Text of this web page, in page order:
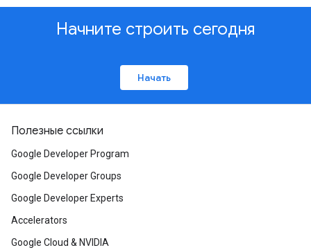
Начните строить сегодня
Начать
Полезные ссылки
Google Developer Program
Google Developer Groups
Google Developer Experts
Accelerators
Google Cloud & NVIDIA